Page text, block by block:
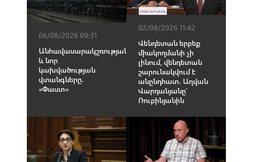
06/08/2026 09:31
Անհավասարակշռության
և նոր
կախվածության
վտանգները.
«Փաստ»
02/08/2026 11:42
Վենդետան երբեք
միակողմանի չի
լինում, վենդետան
շարունակվում է
անընդհատ․ Աղվան
Վարդանյանը՝
Ռուբինյանին